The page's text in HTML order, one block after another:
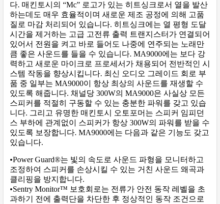
다. 매킨토시의 “Mc” 로고가 있는 히트싱크로서 열을 발산
하는데도 매우 효율적이며 새로운 제조 공정에 의해 고품
질로 마감 처리되어 있습니다. 히트싱크에는 열 평형 도달
시간을 제거하는 고급 고전류 출력 트랜지스터가 연결되어
있어서 전원을 켜고 바로 들어도 나중에 연주되는 노래만
큼 좋은 사운드를 들을 수 있습니다. MA9000에는 보다 강
력하고 새로운 마이크로 프로세서가 채용되어 전반적인 시
스템 작동을 향상시킵니다. 최신 오디오 그레이드 회로 부
품 중 일부는 MA9000이 항상 최상의 사운드를 재생할 수
있도록 해줍니다. 채널당 300W의 MA9000은 사실상 모든
스피커를 적절히 구동할 수 있는 충분한 파워를 갖고 있습
니다. 그리고 유명한 매킨토시 오토포머는 스피커 임피던
스 부하에 관계없이 스피커가 항상 300W의 파워를 받을 수
있도록 보장합니다. MA9000에는 다음과 같은 기능도 갖고
있습니다.
•Power Guard®는 빛의 속도로 사운드 파형을 모니터하고
조정하여 스피커를 손상시킬 수 있는 거친 사운드 왜곡과
클리핑을 방지합니다.
•Sentry Monitor™ 보호회로는 전류가 안전 동작 레벨을 초
과하기 전에 출력단을 차단한 후 정상적인 동작 조건으로